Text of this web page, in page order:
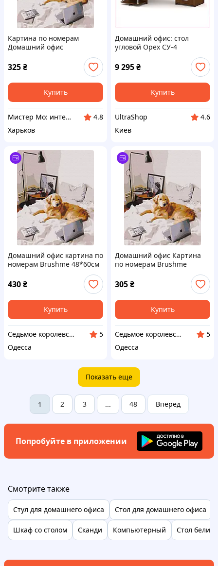
Картина по номерам
Домашний офис
325₴
Купить
Мистер Мо: интернет-магазин бытовых товаров
4.8
Харьков
Домашний офис: стол
угловой Орех СУ-4
9 295₴
Купить
UltraShop
4.6
Киев
Домашний офис картина по
номерам Brushme 48*60см
430₴
Купить
Седьмое королевство АРТ-студия
5
Одесса
Домашний офис Картина
по номерам Brushme
305₴
Купить
Седьмое королевство АРТ-студия
5
Одесса
Показать еще
1 2 3 ... 48 Вперед
Попробуйте в приложении
Смотрите также
Стул для домашнего офиса Стол для домашнего офиса
Шкаф со столом Сканди Компьютерный Стол белий